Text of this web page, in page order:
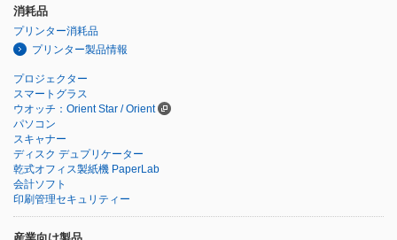
消耗品
プリンター消耗品
プリンター製品情報
プロジェクター
スマートグラス
ウオッチ：Orient Star / Orient
パソコン
スキャナー
ディスク デュプリケーター
乾式オフィス製紙機 PaperLab
会計ソフト
印刷管理セキュリティー